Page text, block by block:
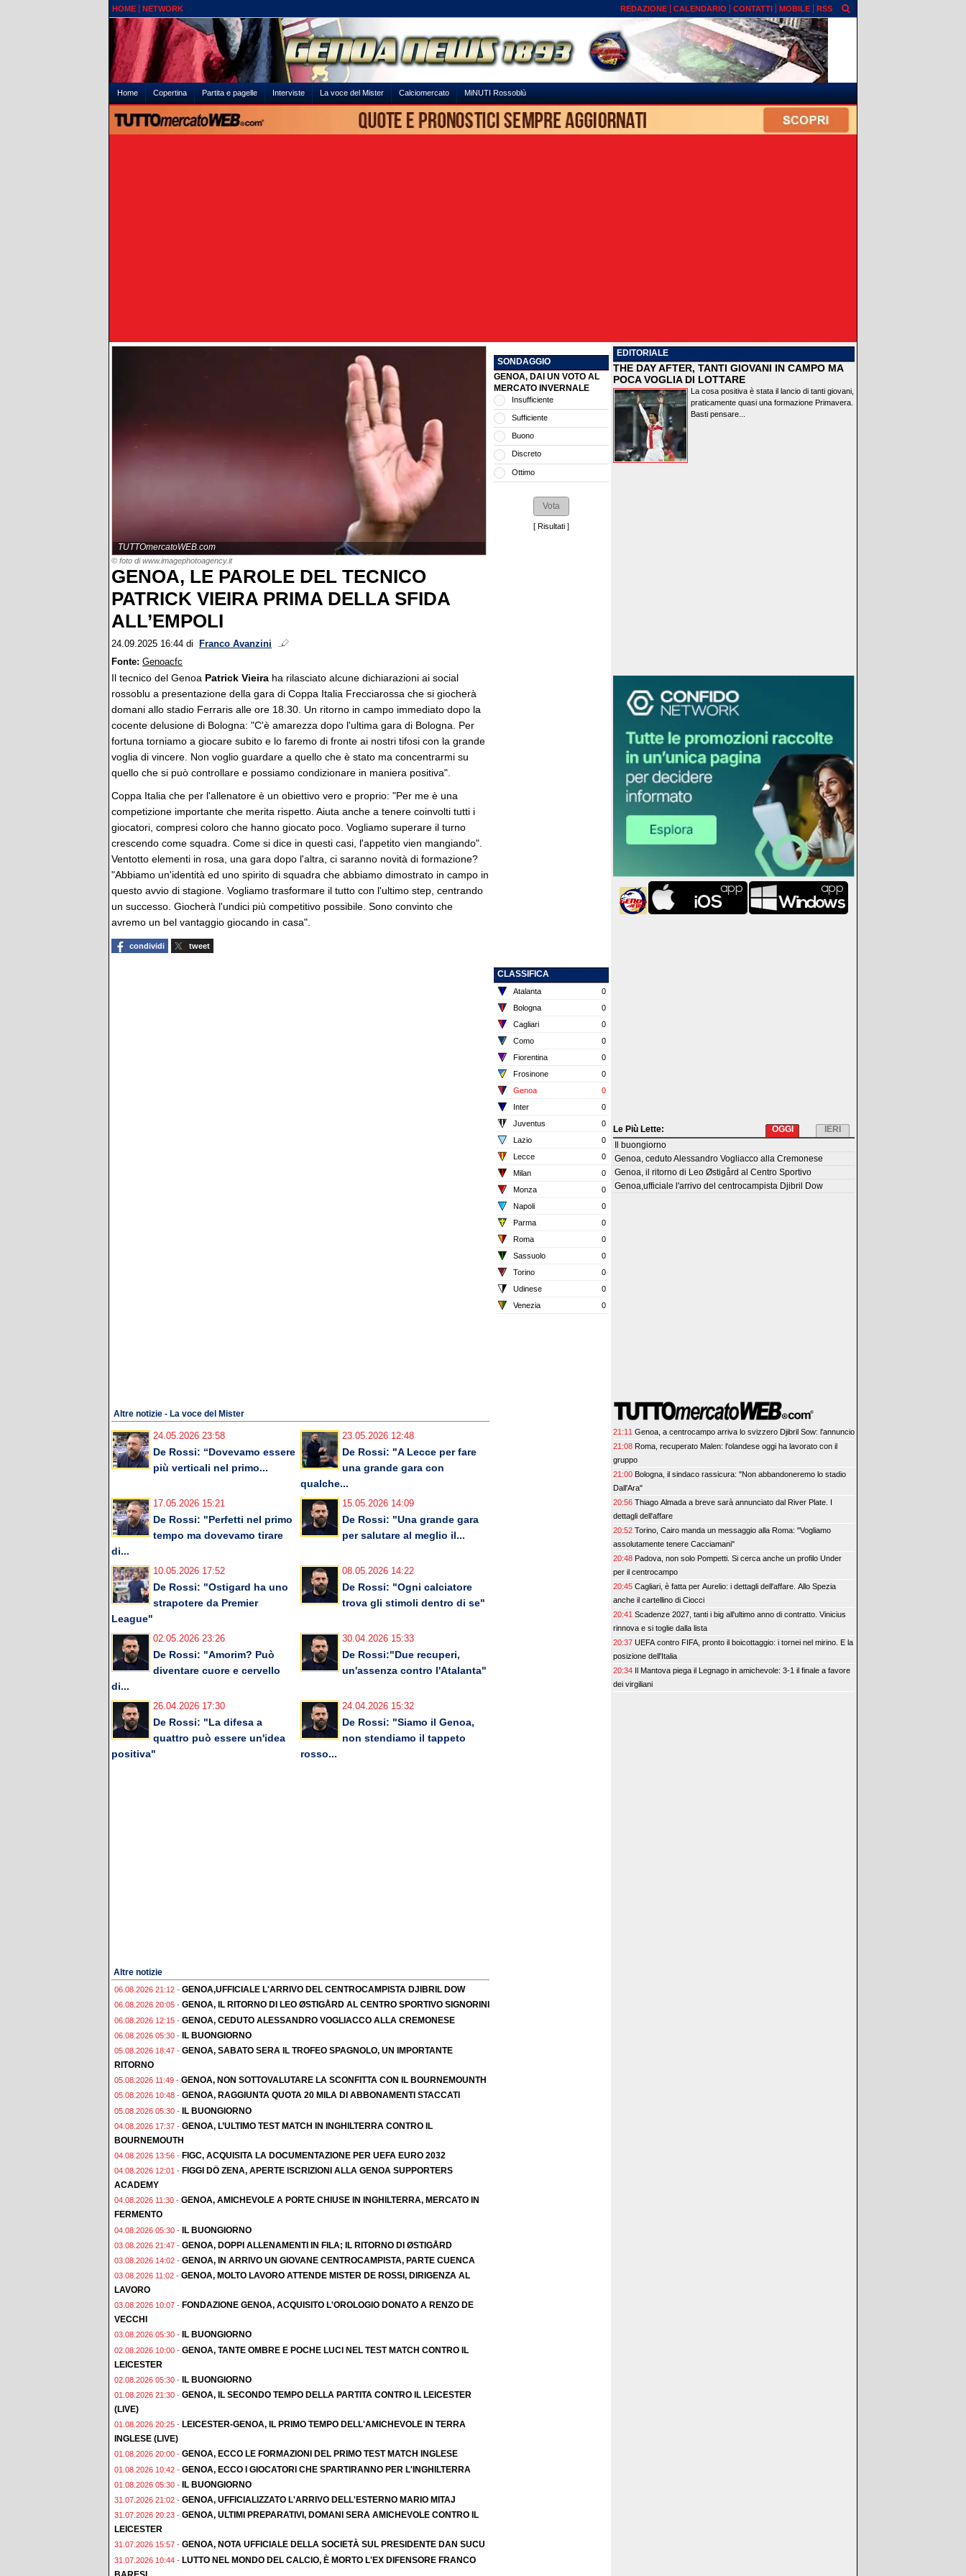
HOME NETWORK REDAZIONE CALENDARIO CONTATTI MOBILE RSS
Home Copertina Partita e pagelle Interviste La voce del Mister Calciomercato MiNUTI Rossoblù
TUTTOmercatoWEB.com
© foto di www.imagephotoagency.it
GENOA, LE PAROLE DEL TECNICO
PATRICK VIEIRA PRIMA DELLA SFIDA
ALL’EMPOLI
24.09.2025 16:44 di
Franco Avanzini
Fonte: Genoacfc
Il tecnico del Genoa Patrick Vieira ha rilasciato alcune dichiarazioni ai social
rossoblu a presentazione della gara di Coppa Italia Frecciarossa che si giocherà
domani allo stadio Ferraris alle ore 18.30. Un ritorno in campo immediato dopo la
cocente delusione di Bologna: "C'è amarezza dopo l'ultima gara di Bologna. Per
fortuna torniamo a giocare subito e lo faremo di fronte ai nostri tifosi con la grande
voglia di vincere. Non voglio guardare a quello che è stato ma concentrarmi su
quello che si può controllare e possiamo condizionare in maniera positiva".
Coppa Italia che per l'allenatore è un obiettivo vero e proprio: "Per me è una
competizione importante che merita rispetto. Aiuta anche a tenere coinvolti tutti i
giocatori, compresi coloro che hanno giocato poco. Vogliamo superare il turno
crescendo come squadra. Come si dice in questi casi, l'appetito vien mangiando".
Ventotto elementi in rosa, una gara dopo l'altra, ci saranno novità di formazione?
"Abbiamo un'identità ed uno spirito di squadra che abbiamo dimostrato in campo in
questo avvio di stagione. Vogliamo trasformare il tutto con l'ultimo step, centrando
un successo. Giocherà l'undici più competitivo possibile. Sono convinto che
avremo un bel vantaggio giocando in casa".
condividi tweet
Altre notizie - La voce del Mister
24.05.2026 23:58
De Rossi: “Dovevamo essere
più verticali nel primo...
23.05.2026 12:48
De Rossi: "A Lecce per fare
una grande gara con
qualche...
17.05.2026 15:21
De Rossi: "Perfetti nel primo
tempo ma dovevamo tirare
di...
15.05.2026 14:09
De Rossi: "Una grande gara
per salutare al meglio il...
10.05.2026 17:52
De Rossi: "Ostigard ha uno
strapotere da Premier
League"
08.05.2026 14:22
De Rossi: "Ogni calciatore
trova gli stimoli dentro di se"
02.05.2026 23:26
De Rossi: "Amorim? Può
diventare cuore e cervello
di...
30.04.2026 15:33
De Rossi:"Due recuperi,
un'assenza contro l'Atalanta"
26.04.2026 17:30
De Rossi: "La difesa a
quattro può essere un'idea
positiva"
24.04.2026 15:32
De Rossi: "Siamo il Genoa,
non stendiamo il tappeto
rosso...
Altre notizie
06.08.2026 21:12 - GENOA,UFFICIALE L'ARRIVO DEL CENTROCAMPISTA DJIBRIL DOW
06.08.2026 20:05 - GENOA, IL RITORNO DI LEO ØSTIGÅRD AL CENTRO SPORTIVO SIGNORINI
06.08.2026 12:15 - GENOA, CEDUTO ALESSANDRO VOGLIACCO ALLA CREMONESE
06.08.2026 05:30 - IL BUONGIORNO
05.08.2026 18:47 - GENOA, SABATO SERA IL TROFEO SPAGNOLO, UN IMPORTANTE
RITORNO
05.08.2026 11:49 - GENOA, NON SOTTOVALUTARE LA SCONFITTA CON IL BOURNEMOUNTH
05.08.2026 10:48 - GENOA, RAGGIUNTA QUOTA 20 MILA DI ABBONAMENTI STACCATI
05.08.2026 05:30 - IL BUONGIORNO
04.08.2026 17:37 - GENOA, L’ULTIMO TEST MATCH IN INGHILTERRA CONTRO IL
BOURNEMOUTH
04.08.2026 13:56 - FIGC, ACQUISITA LA DOCUMENTAZIONE PER UEFA EURO 2032
04.08.2026 12:01 - FIGGI DÖ ZENA, APERTE ISCRIZIONI ALLA GENOA SUPPORTERS
ACADEMY
04.08.2026 11:30 - GENOA, AMICHEVOLE A PORTE CHIUSE IN INGHILTERRA, MERCATO IN
FERMENTO
04.08.2026 05:30 - IL BUONGIORNO
03.08.2026 21:47 - GENOA, DOPPI ALLENAMENTI IN FILA; IL RITORNO DI ØSTIGÅRD
03.08.2026 14:02 - GENOA, IN ARRIVO UN GIOVANE CENTROCAMPISTA, PARTE CUENCA
03.08.2026 11:02 - GENOA, MOLTO LAVORO ATTENDE MISTER DE ROSSI, DIRIGENZA AL
LAVORO
03.08.2026 10:07 - FONDAZIONE GENOA, ACQUISITO L'OROLOGIO DONATO A RENZO DE
VECCHI
03.08.2026 05:30 - IL BUONGIORNO
02.08.2026 10:00 - GENOA, TANTE OMBRE E POCHE LUCI NEL TEST MATCH CONTRO IL
LEICESTER
02.08.2026 05:30 - IL BUONGIORNO
01.08.2026 21:30 - GENOA, IL SECONDO TEMPO DELLA PARTITA CONTRO IL LEICESTER
(LIVE)
01.08.2026 20:25 - LEICESTER-GENOA, IL PRIMO TEMPO DELL'AMICHEVOLE IN TERRA
INGLESE (LIVE)
01.08.2026 20:00 - GENOA, ECCO LE FORMAZIONI DEL PRIMO TEST MATCH INGLESE
01.08.2026 10:42 - GENOA, ECCO I GIOCATORI CHE SPARTIRANNO PER L'INGHILTERRA
01.08.2026 05:30 - IL BUONGIORNO
31.07.2026 21:02 - GENOA, UFFICIALIZZATO L'ARRIVO DELL'ESTERNO MARIO MITAJ
31.07.2026 20:23 - GENOA, ULTIMI PREPARATIVI, DOMANI SERA AMICHEVOLE CONTRO IL
LEICESTER
31.07.2026 15:57 - GENOA, NOTA UFFICIALE DELLA SOCIETÀ SUL PRESIDENTE DAN SUCU
31.07.2026 10:44 - LUTTO NEL MONDO DEL CALCIO, È MORTO L'EX DIFENSORE FRANCO
SONDAGGIO
GENOA, DAI UN VOTO AL
MERCATO INVERNALE
Insufficiente
Sufficiente
Buono
Discreto
Ottimo
[ Risultati ]
CLASSIFICA
Atalanta
0
Bologna
0
Cagliari
0
Como
0
Fiorentina
0
Frosinone
0
Genoa
0
Inter
0
Juventus
0
Lazio
0
Lecce
0
Milan
0
Monza
0
Napoli
0
Parma
0
Roma
0
Sassuolo
0
Torino
0
Udinese
0
Venezia
0
EDITORIALE
THE DAY AFTER, TANTI GIOVANI IN CAMPO MA
POCA VOGLIA DI LOTTARE
La cosa positiva è stata il lancio di tanti giovani,
praticamente quasi una formazione Primavera.
Basti pensare...
Le Più Lette: IERI
OGGI
Il buongiorno
Genoa, ceduto Alessandro Vogliacco alla Cremonese
Genoa, il ritorno di Leo Østigård al Centro Sportivo
Genoa,ufficiale l'arrivo del centrocampista Djibril Dow
21:11 Genoa, a centrocampo arriva lo svizzero Djibril Sow: l'annuncio
21:08 Roma, recuperato Malen: l'olandese oggi ha lavorato con il
gruppo
21:00 Bologna, il sindaco rassicura: "Non abbandoneremo lo stadio
Dall'Ara"
20:56 Thiago Almada a breve sarà annunciato dal River Plate. I
dettagli dell'affare
20:52 Torino, Cairo manda un messaggio alla Roma: "Vogliamo
assolutamente tenere Cacciamani"
20:48 Padova, non solo Pompetti. Si cerca anche un profilo Under
per il centrocampo
20:45 Cagliari, è fatta per Aurelio: i dettagli dell'affare. Allo Spezia
anche il cartellino di Ciocci
20:41 Scadenze 2027, tanti i big all'ultimo anno di contratto. Vinicius
rinnova e si toglie dalla lista
20:37 UEFA contro FIFA, pronto il boicottaggio: i tornei nel mirino. E la
posizione dell'Italia
20:34 Il Mantova piega il Legnago in amichevole: 3-1 il finale a favore
dei virgiliani